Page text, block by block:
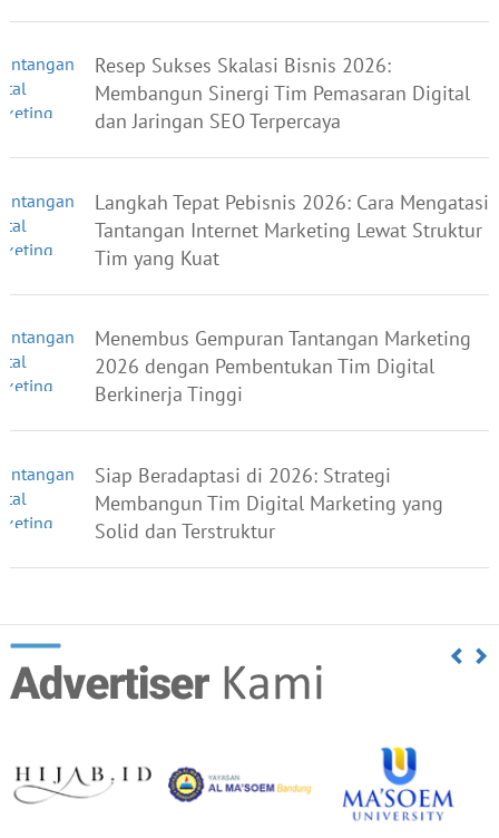
Resep Sukses Skalasi Bisnis 2026:
Membangun Sinergi Tim Pemasaran Digital
dan Jaringan SEO Terpercaya
Langkah Tepat Pebisnis 2026: Cara Mengatasi
Tantangan Internet Marketing Lewat Struktur
Tim yang Kuat
Menembus Gempuran Tantangan Marketing
2026 dengan Pembentukan Tim Digital
Berkinerja Tinggi
Siap Beradaptasi di 2026: Strategi
Membangun Tim Digital Marketing yang
Solid dan Terstruktur